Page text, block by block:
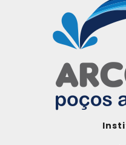
Licença para
Manutenção de
Manutenção
Obtenha sua
o
Orçamento de
Orçamento para
Outorga DAEE